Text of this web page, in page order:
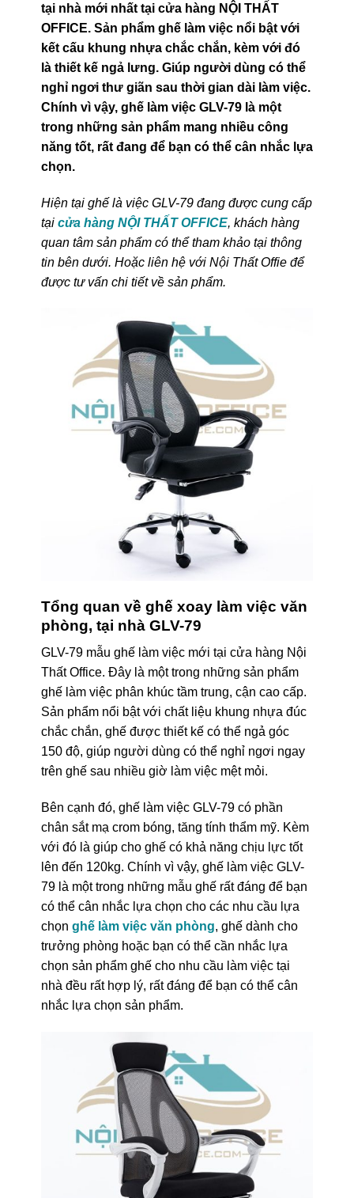
tại nhà mới nhất tại cửa hàng NỘI THẤT
OFFICE. Sản phẩm ghế làm việc nổi bật với
kết cấu khung nhựa chắc chắn, kèm với đó
là thiết kế ngả lưng. Giúp người dùng có thể
nghỉ ngơi thư giãn sau thời gian dài làm việc.
Chính vì vậy, ghế làm việc GLV-79 là một
trong những sản phẩm mang nhiều công
năng tốt, rất đang để bạn có thể cân nhắc lựa
chọn.
Hiện tại ghế là việc GLV-79 đang được cung cấp
tại cửa hàng NỘI THẤT OFFICE, khách hàng
quan tâm sản phẩm có thể tham khảo tại thông
tin bên dưới. Hoặc liên hệ với Nội Thất Offie để
được tư vấn chi tiết về sản phẩm.
Tổng quan về ghế xoay làm việc văn
phòng, tại nhà GLV-79
GLV-79 mẫu ghế làm việc mới tại cửa hàng Nội
Thất Office. Đây là một trong những sản phẩm
ghế làm việc phân khúc tầm trung, cận cao cấp.
Sản phẩm nổi bật với chất liệu khung nhựa đúc
chắc chắn, ghế được thiết kế có thể ngả góc
150 độ, giúp người dùng có thể nghỉ ngơi ngay
trên ghế sau nhiều giờ làm việc mệt mỏi.
Bên cạnh đó, ghế làm việc GLV-79 có phần
chân sắt mạ crom bóng, tăng tính thẩm mỹ. Kèm
với đó là giúp cho ghế có khả năng chịu lực tốt
lên đến 120kg. Chính vì vậy, ghế làm việc GLV-
79 là một trong những mẫu ghế rất đáng để bạn
có thể cân nhắc lựa chọn cho các nhu cầu lựa
chọn ghế làm việc văn phòng, ghế dành cho
trưởng phòng hoặc bạn có thể cần nhắc lựa
chọn sản phẩm ghế cho nhu cầu làm việc tại
nhà đều rất hợp lý, rất đáng để bạn có thể cân
nhắc lựa chọn sản phẩm.